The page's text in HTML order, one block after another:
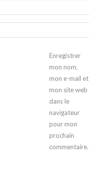
Enregistrer
mon nom,
mon e-mail et
mon site web
dans le
navigateur
pour mon
prochain
commentaire.